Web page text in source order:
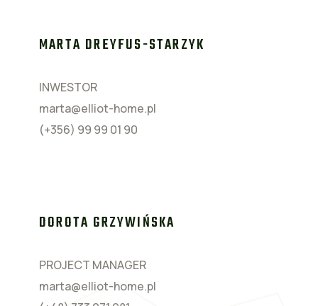
MARTA DREYFUS-STARZYK
INWESTOR
marta@elliot-home.pl
(+356) 99 99 01 90
DOROTA GRZYWIŃSKA
PROJECT MANAGER
marta@elliot-home.pl